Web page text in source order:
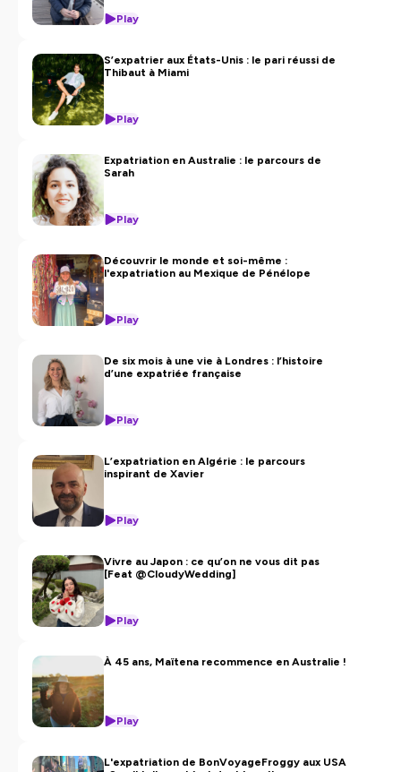
Play
S’expatrier aux États-Unis : le pari réussi de
Thibaut à Miami
Play
Expatriation en Australie : le parcours de
Sarah
Play
Découvrir le monde et soi-même :
l'expatriation au Mexique de Pénélope
Play
De six mois à une vie à Londres : l’histoire
d’une expatriée française
Play
L’expatriation en Algérie : le parcours
inspirant de Xavier
Play
Vivre au Japon : ce qu’on ne vous dit pas
[Feat @CloudyWedding]
Play
À 45 ans, Maïtena recommence en Australie !
Play
L'expatriation de BonVoyageFroggy aux USA